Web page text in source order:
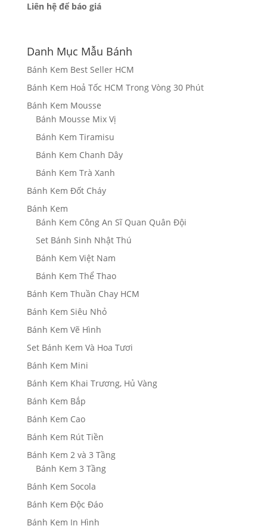
Liên hệ để báo giá
Danh Mục Mẫu Bánh
Bánh Kem Best Seller HCM
Bánh Kem Hoả Tốc HCM Trong Vòng 30 Phút
Bánh Kem Mousse
Bánh Mousse Mix Vị
Bánh Kem Tiramisu
Bánh Kem Chanh Dây
Bánh Kem Trà Xanh
Bánh Kem Đốt Cháy
Bánh Kem
Bánh Kem Công An Sĩ Quan Quân Đội
Set Bánh Sinh Nhật Thú
Bánh Kem Việt Nam
Bánh Kem Thể Thao
Bánh Kem Thuần Chay HCM
Bánh Kem Siêu Nhỏ
Bánh Kem Vẽ Hình
Set Bánh Kem Và Hoa Tươi
Bánh Kem Mini
Bánh Kem Khai Trương, Hủ Vàng
Bánh Kem Bắp
Bánh Kem Cao
Bánh Kem Rút Tiền
Bánh Kem 2 và 3 Tầng
Bánh Kem 3 Tầng
Bánh Kem Socola
Bánh Kem Độc Đáo
Bánh Kem In Hình